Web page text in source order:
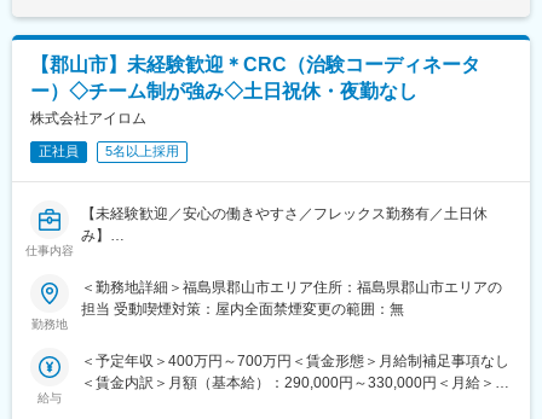
ズに沿ったご提案が可能です。
・医療業界は私たちの生活に無くてはならない非常に社会的意義
の高い業界で、コロナ禍においても安定した業績を残していま
す。地域に根付いた事業運営をしており、今後も安定した成長が
見込めます。
変更の範囲：会社の定める業務
■入社後の研修・教育体制について：
入社後2週間程度は社内制度および業務理解、取扱製品について学
ぶ導入研修（業界における営業スタイル含め教えます）がありま
す。現場配属後3カ月間はOJTを行います。予算は設定されず、既
存社員の業務サポート（見積や報告書作成など）を通じて顧客と
の営業スキル習得をします。OJT終了後も、フクダ電子本社での
製品研修や、月に2回程度の社内勉強会定期的に実施され、製品理
解や導入事例など営業活動において重要となる最新情報の習得フ
ォローもしやすい環境です。
■働き方改善の取り組み：
・20時以降のPCシャットダウン
※振替休日制度あり／振替か休日出勤手当をもらうか選択が可能で
す。
り、選考を通じて上下する可能性があります。月給(月額)は固定手
当を含めた表記です。
【郡山市】未経験歓迎＊CRC（治験コーディネータ
ー）◇チーム制が強み◇土日祝休・夜勤なし
株式会社アイロム
正社員 5名以上採用
仕事内容
【未経験歓迎／安心の働きやすさ／フレックス勤務有／土日休
み】
■業務詳細／治験コーディネーター（CRCって何？）
新しい薬や治療法が安全で効果的かどうかを確かめるための臨床
＜具体的に＞
患者さんが治験に参加する手続きを助けたり、治験中のデータを
勤務地
＜勤務地詳細＞福島県郡山市エリア住所：福島県郡山市エリアの
担当 受動喫煙対策：屋内全面禁煙変更の範囲：無
給与
＜予定年収＞400万円～700万円＜賃金形態＞月給制補足事項なし
＜賃金内訳＞月額（基本給）：290,000円～330,000円＜月給＞